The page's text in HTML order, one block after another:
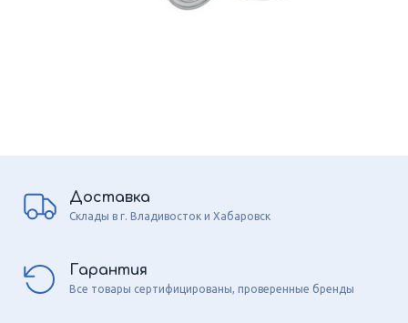
Доставка
Склады в г. Владивосток и Хабаровск
Гарантия
Все товары сертифицированы, проверенные бренды